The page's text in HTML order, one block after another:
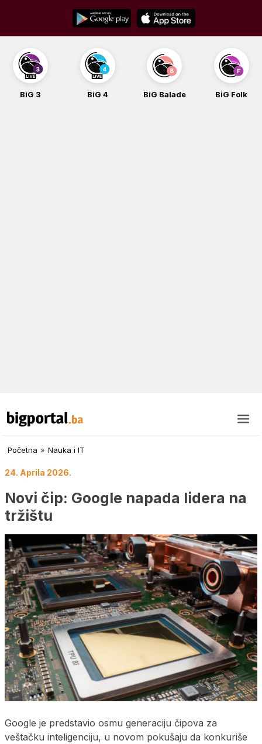
content
BiG 3 BiG 4 BiG Balade BiG Folk
Početna » Nauka i IT
24. Aprila 2026.
Novi čip: Google napada lidera na
tržištu
Google je predstavio osmu generaciju čipova za
veštačku inteligenciju, u novom pokušaju da konkuriše